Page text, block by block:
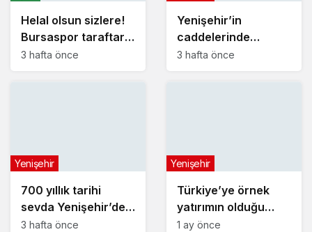
Helal olsun sizlere!
Bursaspor taraftarı
orman yangınlarına
3 hafta önce
Yenişehir’in
caddelerinde
konforlu yolculuk
3 hafta önce
700 yıllık tarihi
sevda Yenişehir’de
yeniden hayat buldu
Yenişehir
3 hafta önce
Türkiye’ye örnek
yatırımın olduğu
alana jandarma
Yenişehir
1 ay önce